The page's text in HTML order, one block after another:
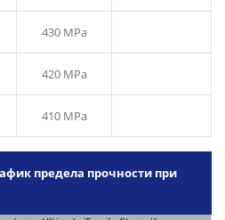
430 MPa
420 MPa
410 MPa
предела прочности при